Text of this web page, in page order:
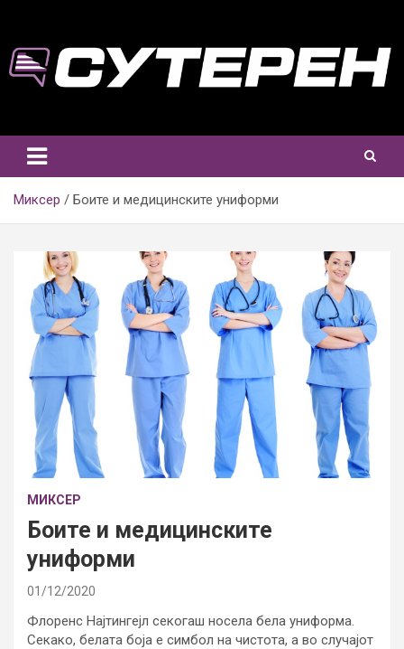
content
Миксер Боите и медицинските униформи
МИКСЕР
Боите и медицинските
униформи
01/12/2020
Флоренс Најтингејл секогаш носела бела униформа.
Секако, белата боја е симбол на чистота, а во случајот